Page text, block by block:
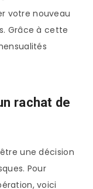
votre nouveau
Grâce à cette
rachat de
une décision
Pour
voici